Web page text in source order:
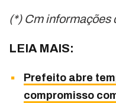
(*) Cm informações
LEIA MAIS:
Prefeito abre
compromisso